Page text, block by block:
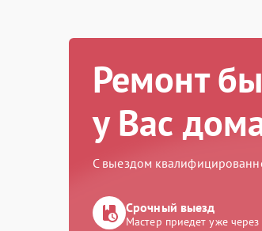
Ремонт
у Вас
С выездом
Срочный выезд
Мастер приедет уже